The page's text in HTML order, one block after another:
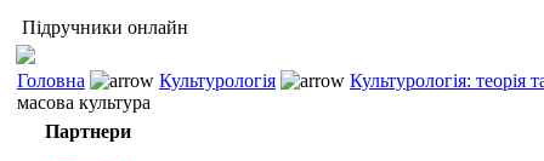
Підручники онлайн
Головна Культурологія
Культурологія: теорія
масова культура
Партнери